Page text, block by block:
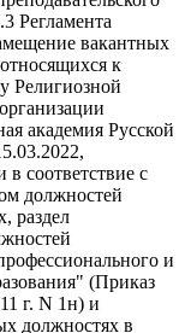
Регламента
вакантных
к
Религиозной
академия Русской
соответствие с
должностей
раздел
и
(Приказ
г. N 1н) и
должностях в